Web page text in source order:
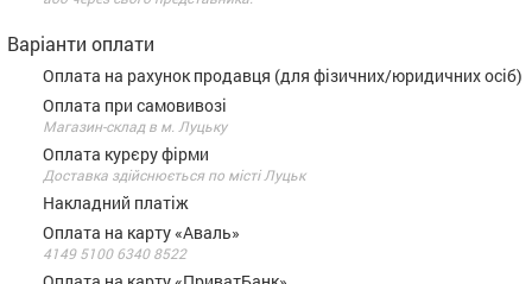
Варіанти оплати
Оплата на рахунок продавця (для фізичних/юридичних осіб)
Оплата при самовивозі
Магазин-склад в м. Луцьку
Оплата курєру фірми
Доставка здійснюється по місті Луцьк
Накладний платіж
Оплата на карту «Аваль»
4149 5100 6340 8522